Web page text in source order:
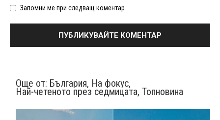
Запомни ме при следващ коментар
Още от: България, На фокус,
Най-четеното през седмицата, Топновина